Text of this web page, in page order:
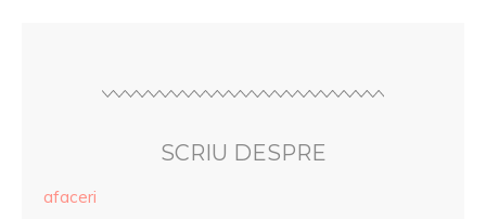
SCRIU DESPRE
afaceri